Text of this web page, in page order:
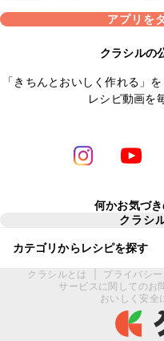
アプリを
クラシルの
「きちんとおいしく作れる」
レシピ動画を
何かお気づ
クラシ
カテゴリからレシピを探す
クラシルとは プライバシ
サービスに関してのお
おいしく安全